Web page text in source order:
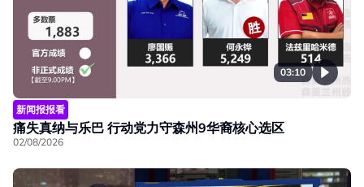
03:10
新闻报报看
痛失真纳与乐巴 行动党力守森州9华裔核心选区
02/08/2026